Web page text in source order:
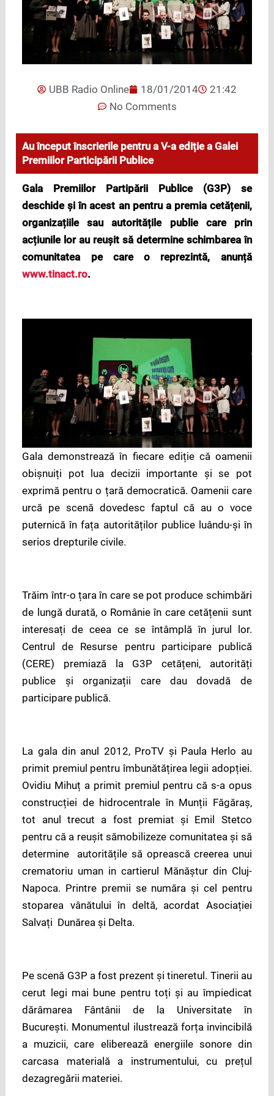
UBB Radio Online 18/01/2014
21:42
No Comments
Au început înscrierile pentru a V-a ediție a Galei
Premiilor Participării Publice
Gala Premiilor Partipării Publice (G3P) se
deschide și în acest an pentru a premia cetățenii,
organizațiile sau autoritățile publie care prin
acțiunile lor au reușit să determine schimbarea în
comunitatea pe care o reprezintă, anunță
www.tinact.ro.
Gala demonstrează în fiecare ediție că oamenii
obișnuiți pot lua decizii importante și se pot
exprimă pentru o țară democratică. Oamenii care
urcă pe scenă dovedesc faptul că au o voce
puternică în fața autorităților publice luându-și în
serios drepturile civile.
Trăim într-o țara în care se pot produce schimbări
de lungă durată, o Românie în care cetățenii sunt
interesați de ceea ce se întâmplă în jurul lor.
Centrul de Resurse pentru participare publică
(CERE) premiază la G3P cetățeni, autorități
publice și organizații care dau dovadă de
participare publică.
La gala din anul 2012, ProTV și Paula Herlo au
primit premiul pentru îmbunătățirea legii adopției.
Ovidiu Mihuț a primit premiul pentru că s-a opus
construcției de hidrocentrale în Munții Făgăraș,
tot anul trecut a fost premiat și Emil Stetco
pentru că a reușit sămobilizeze comunitatea și să
determine autoritățile să oprească creerea unui
crematoriu uman in cartierul Mănăștur din Cluj-
Napoca. Printre premii se număra și cel pentru
stoparea vânătului în deltă, acordat Asociației
Salvați Dunărea și Delta.
Pe scenă G3P a fost prezent și tineretul. Tinerii au
cerut legi mai bune pentru toți și au împiedicat
dărâmarea Fântânii de la Universitate în
București. Monumentul ilustrează forța invincibilă
a muzicii, care eliberează energiile sonore din
carcasa materială a instrumentului, cu prețul
dezagregării materiei.